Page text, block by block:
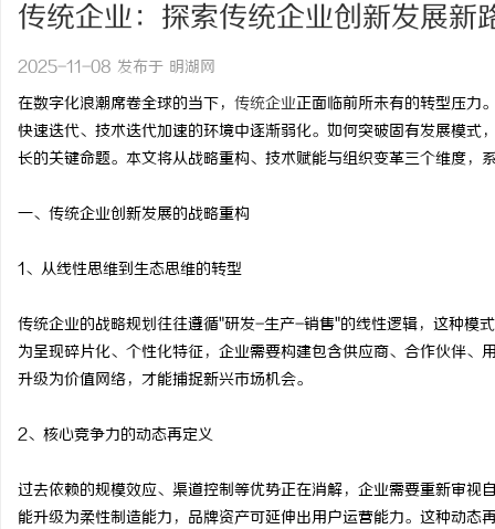
传统企业：探索传统企业创新发展新
2025-11-08 发布于 明湖网
在数字化浪潮席卷全球的当下， 传统企业正面临前所未有的转型压力
快速迭代、技术迭代加速的环境中逐渐弱化。如何突破固有发展模
长的关键命题。本文将从战略重构、技术赋能与组织变革三个维度，
一、传统企业创新发展的战略重构
1、从线性思维到生态思维的转型
传统企业的战略规划往往遵循"研发-生产-销售"的线性逻辑，这种模
为呈现碎片化、个性化特征，企业需要构建包含供应商、合作伙伴
升级为价值网络，才能捕捉新兴市场机会。
2、核心竞争力的动态再定义
过去依赖的规模效应、渠道控制等优势正在消解，企业需要重新审
能升级为柔性制造能力，品牌资产可延伸出用户运营能力。这种动态